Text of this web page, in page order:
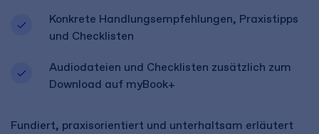
Konkrete Handlungsempfehlungen, Praxistipps
und Checklisten
Audiodateien und Checklisten zusätzlich zum
Download auf myBook+
Fundiert, praxisorientiert und unterhaltsam erläutert